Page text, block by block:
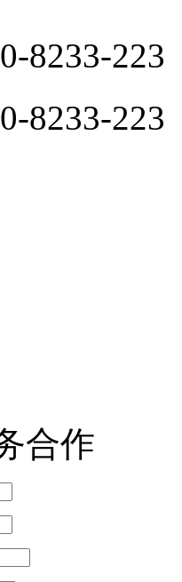
8233-223
8233-223
合作